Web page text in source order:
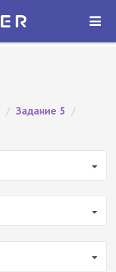
ОТКРЫТЬ
/ Задание 5 /